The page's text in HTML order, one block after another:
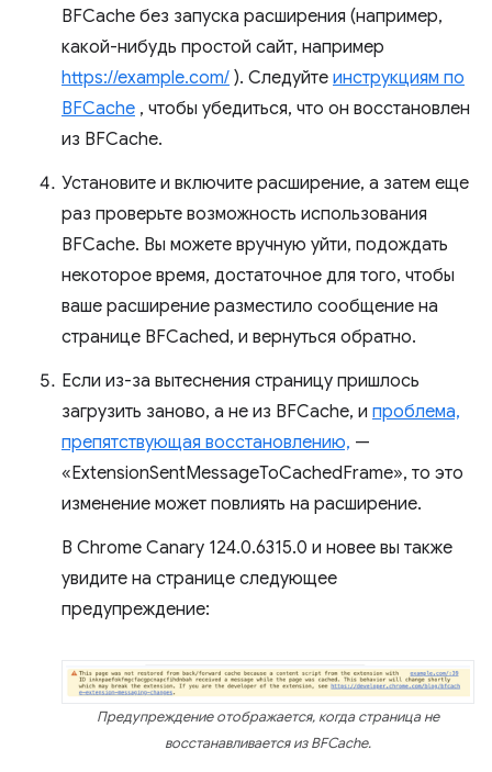
BFCache без запуска расширения (например,
какой-нибудь простой сайт, например
https://example.com/ ). Следуйте инструкциям по
BFCache , чтобы убедиться, что он восстановлен
из BFCache.
Установите и включите расширение, а затем еще
раз проверьте возможность использования
BFCache. Вы можете вручную уйти, подождать
некоторое время, достаточное для того, чтобы
ваше расширение разместило сообщение на
странице BFCached, и вернуться обратно.
Если из-за вытеснения страницу пришлось
загрузить заново, а не из BFCache, и проблема,
препятствующая восстановлению, —
«ExtensionSentMessageToCachedFrame», то это
изменение может повлиять на расширение.
В Chrome Canary 124.0.6315.0 и новее вы также
увидите на странице следующее
предупреждение:
Предупреждение отображается, когда страница не
восстанавливается из BFCache.